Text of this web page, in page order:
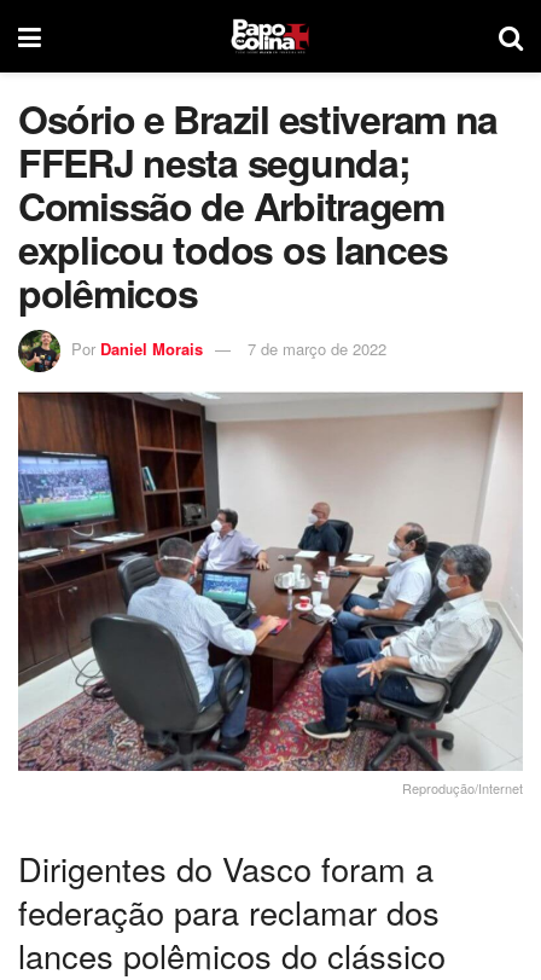
Osório e Brazil estiveram na
FFERJ nesta segunda;
Comissão de Arbitragem
explicou todos os lances
polêmicos
Por Daniel Morais 7 de março de 2022
Reprodução/Internet
Dirigentes do Vasco foram a
federação para reclamar dos
lances polêmicos do clássico